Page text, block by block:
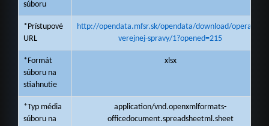
súboru
*Prístupové
URL
http://opendata.mfsr.sk/opendata/download/operacie-
verejnej-spravy/1?opened=215
*Formát
súboru na
stiahnutie
xlsx
*Typ média
súboru na
application/vnd.openxmlformats-
officedocument.spreadsheetml.sheet